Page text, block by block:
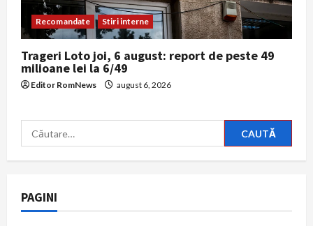
Recomandate Stiri interne
Trageri Loto joi, 6 august: report de peste 49
milioane lei la 6/49
Editor RomNews august 6, 2026
Caută
după:
PAGINI